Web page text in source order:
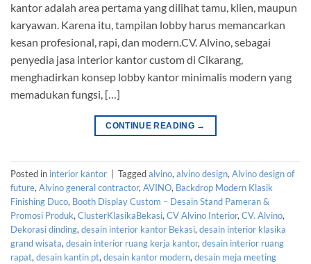
kantor adalah area pertama yang dilihat tamu, klien, maupun
karyawan. Karena itu, tampilan lobby harus memancarkan
kesan profesional, rapi, dan modern.CV. Alvino, sebagai
penyedia jasa interior kantor custom di Cikarang,
menghadirkan konsep lobby kantor minimalis modern yang
memadukan fungsi, […]
CONTINUE READING →
Posted in interior kantor Taggedalvino, alvino design, Alvino design of
future, Alvino general contractor, AVINO, Backdrop Modern Klasik
Finishing Duco, Booth Display Custom – Desain Stand Pameran &
Promosi Produk, ClusterKlasikaBekasi, CV Alvino Interior, CV. Alvino,
Dekorasi dinding, desain interior kantor Bekasi, desain interior klasika
grand wisata, desain interior ruang kerja kantor, desain interior ruang
rapat, desain kantin pt, desain kantor modern, desain meja meeting